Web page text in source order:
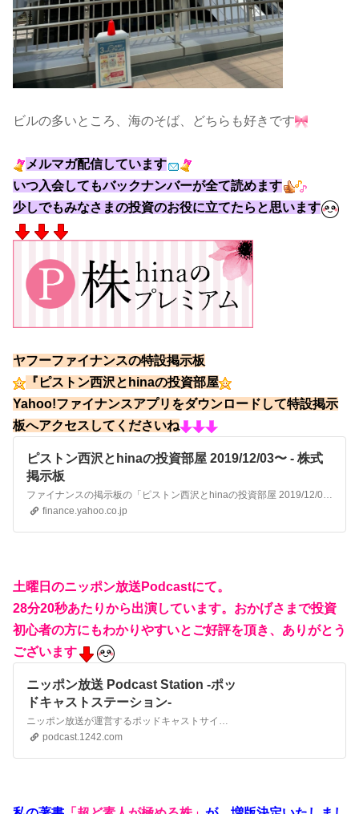
ビルの多いところ、海のそば、どちらも好きです
メルマガ配信しています
いつ入会してもバックナンバーが全て読めます
少しでもみなさまの投資のお役に立てたらと思います
ヤフーファイナンスの特設掲示板
『ピストン西沢とhinaの投資部屋
Yahoo!ファイナンスアプリをダウンロードして特設掲示
板へアクセスしてくださいね
ピストン西沢とhinaの投資部屋 2019/12/03〜 - 株式
掲示板
ファイナンスの掲示板の「ピストン西沢とhinaの投資部屋 2019/12/03〜」のスレッド。J-WAVE連動企画 RADIO PORTFOLIO 『ピストン西沢とhinaの、投資っておもしろい！』 J-WAVE GROOVE LI…
finance.yahoo.co.jp
土曜日のニッポン放送Podcastにて。
28分20秒あたりから出演しています。おかげさまで投資
初心者の方にもわかりやすいとご好評を頂き、ありがとう
ございます
ニッポン放送 Podcast Station -ポッ
ドキャストステーション-
ニッポン放送が運営するポッドキャストサイト。Podcast Stationです。
podcast.1242.com